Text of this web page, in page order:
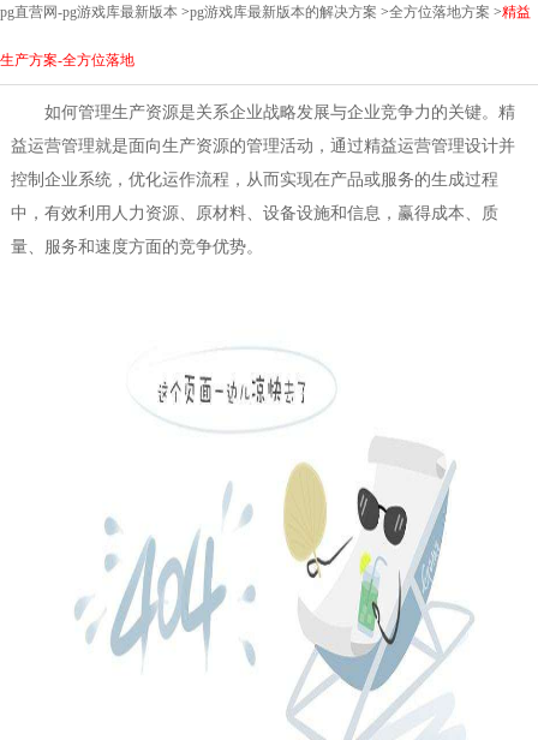
pg直营网-pg游戏库最新版本 >pg游戏库最新版本的解决方案 >全方位落地方案 >精益
生产方案-全方位落地
如何管理生产资源是关系企业战略发展与企业竞争力的关键。精
益运营管理就是面向生产资源的管理活动，通过精益运营管理设计并
控制企业系统，优化运作流程，从而实现在产品或服务的生成过程
中，有效利用人力资源、原材料、设备设施和信息，赢得成本、质
量、服务和速度方面的竞争优势。